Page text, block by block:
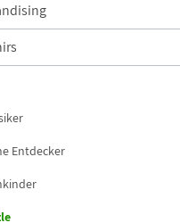
Entdecker